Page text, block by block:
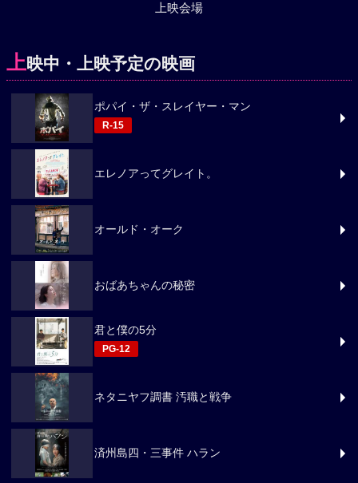
上映会場
上映中・上映予定の映画
ポパイ・ザ・スレイヤー・マン
R-15
エレノアってグレイト。
オールド・オーク
おばあちゃんの秘密
君と僕の5分
PG-12
ネタニヤフ調書 汚職と戦争
済州島四・三事件 ハラン